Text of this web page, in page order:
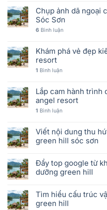
Chụp ảnh dã ngoại
Sóc Sơn
6 Bình luận
Khám phá vẻ đẹp
resort
1 Bình luận
Lắp cam hành trình
angel resort
1 Bình luận
Viết nội dung thu
green hill sóc sơn
Đẩy top google từ
dưỡng green hill
Tìm hiểu cấu trúc
green hill